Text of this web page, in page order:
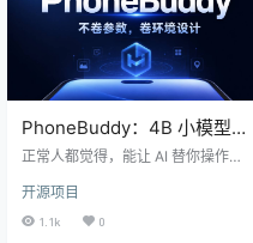
PhoneBuddy：4B 小模型在
真机上跑赢 GPT-5.4，腾讯
正常人都觉得，能让 AI 替你操作手
大模型。屏幕截图丢进去，它得看
懂、得推理、得点对位置。4B 参数
开源项目
1.1k 0